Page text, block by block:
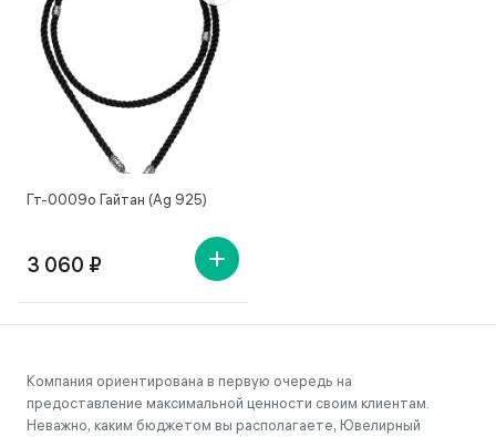
Гт-0009о Гайтан (Ag 925)
3 060 ₽
Компания ориентирована в первую очередь на
предоставление максимальной ценности своим клиентам.
Неважно, каким бюджетом вы располагаете, Ювелирный